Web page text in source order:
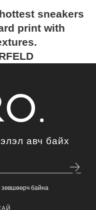
sneakers
print with
авч байх
зөвшөөрч байна